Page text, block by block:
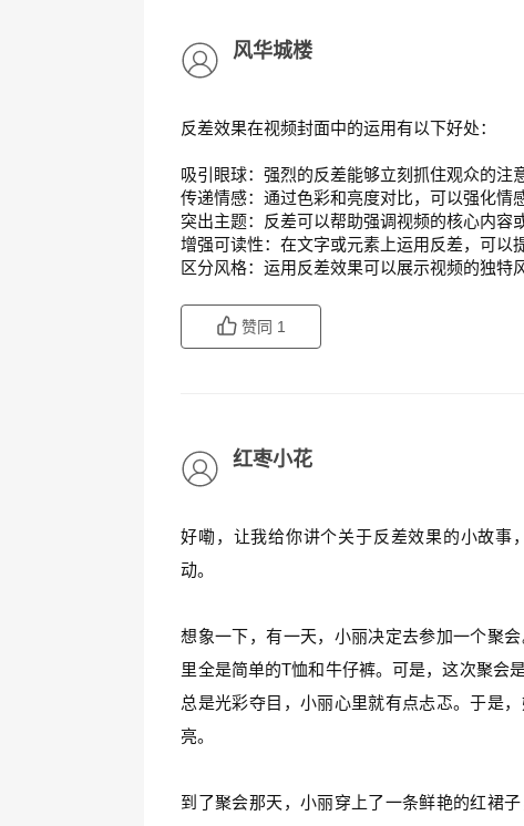
风华城楼
反差效果在视频封面中的运用有以下好处：
吸引眼球：强烈的反差能够立刻抓住观众的注
传递情感：通过色彩和亮度对比，可以强化情
突出主题：反差可以帮助强调视频的核心内容
增强可读性：在文字或元素上运用反差，可以
区分风格：运用反差效果可以展示视频的独特
赞同 1
红枣小花
好嘞，让我给你讲个关于反差效果的小故事
动。
想象一下，有一天，小丽决定去参加一个聚
里全是简单的T恤和牛仔裤。可是，这次聚会
总是光彩夺目，小丽心里就有点忐忑。于是
亮。
到了聚会那天，小丽穿上了一条鲜艳的红裙